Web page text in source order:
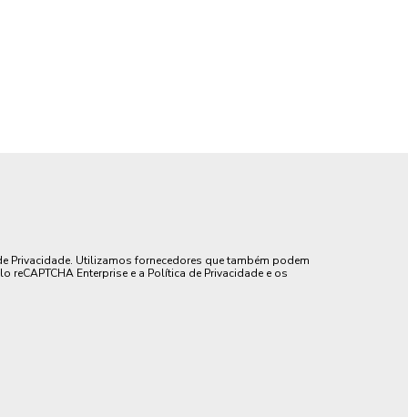
Privacidade. Utilizamos fornecedores que também podem
Enterprise e a Política de Privacidade e os